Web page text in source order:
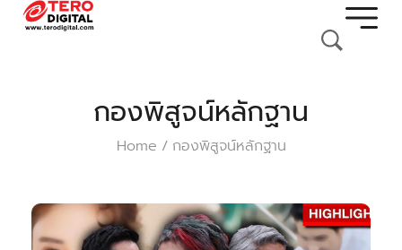
กองพิสูจน์หลักฐาน
Home / กองพิสูจน์หลักฐาน